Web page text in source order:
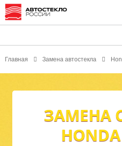
Главная Замена автостекла
ЗАМЕНА